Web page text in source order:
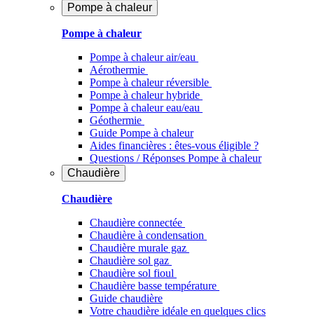
Pompe à chaleur
Pompe à chaleur
Pompe à chaleur air/eau
Aérothermie
Pompe à chaleur réversible
Pompe à chaleur hybride
Pompe à chaleur​ eau/eau
Géothermie
Guide Pompe à chaleur
Aides financières : êtes-vous éligible ?
Questions / Réponses Pompe à chaleur
Chaudière
Chaudière
Chaudière connectée
Chaudière à condensation
Chaudière murale gaz
Chaudière sol gaz
Chaudière sol fioul
Chaudière basse température
Guide chaudière
Votre chaudière idéale en quelques clics